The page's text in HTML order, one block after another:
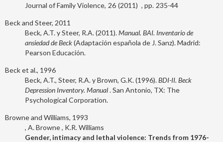
Journal of Family Violence 26 2011 235-44
Beck and Steer, 2011
Beck, A.T. y Steer, R.A. (2011).Manual. BAI. Inventario de
ansiedad de Beck(Adaptación española de J. Sanz). Madrid:
Pearson Educación.
Beck et al., 1996
Beck, A.T., Steer, R.A. y Brown, G.K. (1996).BDI-II. Beck
Depression Inventory. Manual. San Antonio, TX: The
Psychological Corporation.
Browne and Williams, 1993
A. Browne K.R. Williams
Gender, intimacy and lethal violence: Trends from 1976-